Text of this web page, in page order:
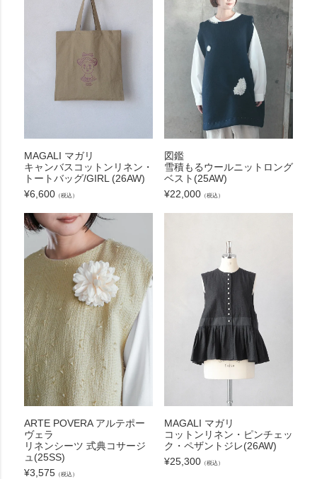
MAGALI マガリ
キャンバスコットンリネン・
トートバッグ/GIRL (26AW)
¥6,600（税込）
図鑑
雪積もるウールニットロング
ベスト(25AW)
¥22,000 （税込）
ARTE POVERA アルテポー
ヴェラ
リネンシーツ 式典コサージ
ュ(25SS)
¥3,575（税込）
MAGALI マガリ
コットンリネン・ピンチェッ
ク・ペザントジレ(26AW)
¥25,300 （税込）